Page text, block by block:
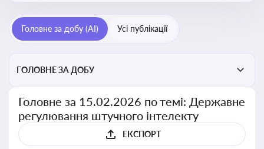
Головне за добу (AI) Усі публікації
ГОЛОВНЕ ЗА ДОБУ
Головне за 15.02.2026 по темі: Державне
регулювання штучного інтелекту
ЕКСПОРТ